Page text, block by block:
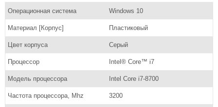
Операционная система Windows 10
Материал [Корпус] Пластиковый
Цвет корпуса Серый
Процессор Intel® Core™ i7
Модель процессора Intel Core i7-8700
Частота процессора, Mhz 3200